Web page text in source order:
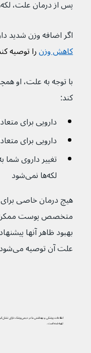
پس از درمان علت، لکه‌ها باید به مرور زمان محو شوند.
اگر اضافه وزن
کاهش وزن را توصیه
با توجه به علت، او
کند:
دارویی برای
دارویی برای
تغییر داروی شما
لکه‌ها نمی‌شود
بهبود ظاهر آنها
علت آن توصیه می‌شود.
اطلاعات پزشکی و بهداشتی ما در دیجی‌پزشک دارای نشان
تهیه شده است.